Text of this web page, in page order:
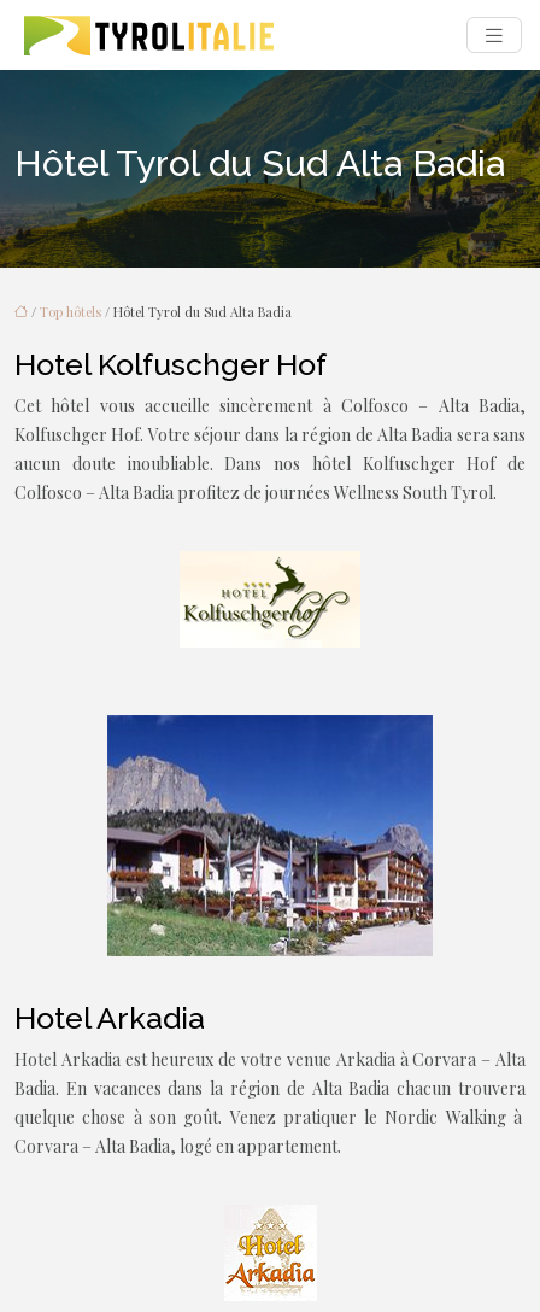
Hôtel Tyrol du Sud Alta Badia
/ Top hôtels / Hôtel Tyrol du Sud Alta Badia
Hotel Kolfuschger Hof
Cet hôtel vous accueille sincèrement à Colfosco – Alta Badia,
Kolfuschger Hof. Votre séjour dans la région de Alta Badia sera sans
aucun doute inoubliable. Dans nos hôtel Kolfuschger Hof de
Colfosco – Alta Badia profitez de journées Wellness South Tyrol.
Hotel Arkadia
Hotel Arkadia est heureux de votre venue Arkadia à Corvara – Alta
Badia. En vacances dans la région de Alta Badia chacun trouvera
quelque chose à son goût. Venez pratiquer le Nordic Walking à
Corvara – Alta Badia, logé en appartement.